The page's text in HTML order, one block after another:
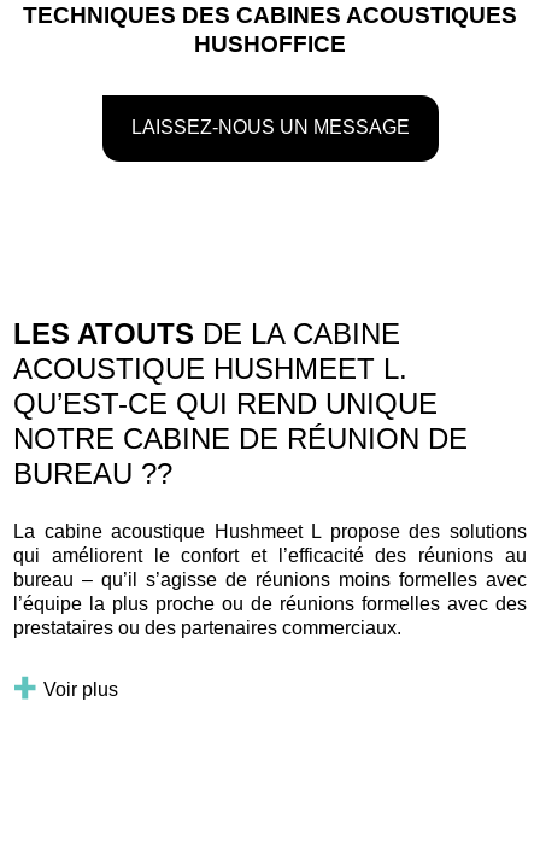
TECHNIQUES DES CABINES ACOUSTIQUES
HUSHOFFICE
LAISSEZ-NOUS UN MESSAGE
LES ATOUTS DE LA CABINE
ACOUSTIQUE HUSHMEET L.
QU’EST-CE QUI REND UNIQUE
NOTRE CABINE DE RÉUNION DE
BUREAU ??
La cabine acoustique Hushmeet L propose des solutions
qui améliorent le confort et l’efficacité des réunions au
bureau – qu’il s’agisse de réunions moins formelles avec
l’équipe la plus proche ou de réunions formelles avec des
prestataires ou des partenaires commerciaux.
Voir plus